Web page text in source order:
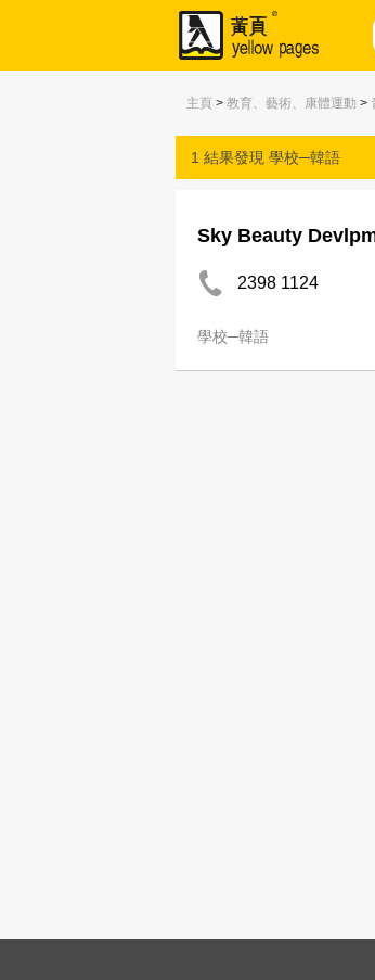
主頁 > 教育、藝術、康體運動 >
1 結果發現 學校─韓語
Sky Beauty
2398 1124
學校─韓語